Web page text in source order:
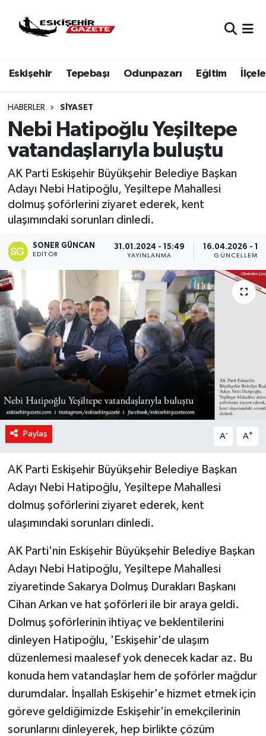
Eskişehir Tepebaşı Odunpazarı Eğitim
HABERLER SIYASET
Nebi Hatipoğlu Yeşiltepe
vatandaşlarıyla buluştu
AK Parti Eskişehir Büyükşehir Belediye Başkan
Adayı Nebi Hatipoğlu, Yeşiltepe Mahallesi
dolmuş şoförlerini ziyaret ederek, kent
ulaşımındaki sorunları dinledi.
SONER GÜNCAN
EDITÖR
31.01.2024 - 15:49
YAYINLANMA
16.04.2026 -
GÜNCELLEME
Paylaş A- A+
AK Parti Eskişehir Büyükşehir Belediye Başkan
Adayı Nebi Hatipoğlu, Yeşiltepe Mahallesi
dolmuş şoförlerini ziyaret ederek, kent
ulaşımındaki sorunları dinledi.
AK Parti'nin Eskişehir Büyükşehir Belediye Başkan
Adayı Nebi Hatipoğlu, Yeşiltepe Mahallesi
ziyaretinde Sakarya Dolmuş Durakları Başkanı
Cihan Arkan ve hat şoförleri ile bir araya geldi.
Dolmuş şoförlerinin ihtiyaç ve beklentilerini
dinleyen Hatipoğlu, 'Eskişehir'de ulaşım
düzenlemesi maalesef yok denecek kadar az. Bu
konuda hem vatandaşlar hem de şoförler mağdur
durumdalar. İnşallah Eskişehir'e hizmet etmek için
göreve geldiğimizde Eskişehir'in emekçilerinin
sorunlarını dinleyerek, hep birlikte çözüm
Hava Durumu
Eskişehir Namaz Vakitleri
Trafik Durumu
Tüm Manşetler
Son Dakika Haberleri
Haber Arşivi